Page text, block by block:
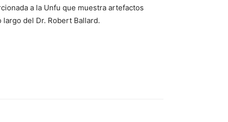
a la Unfu que muestra artefactos
del Dr. Robert Ballard.